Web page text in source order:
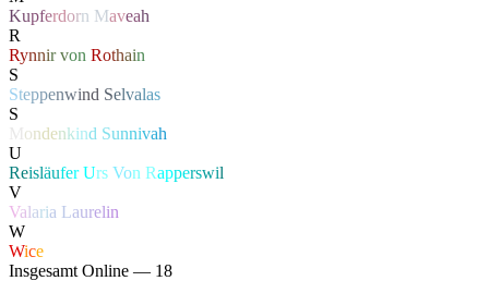
Kupferdorn Maveah
R
Rynnir von Rothain
S
Steppenwind Selvalas
S
ondenkind Sunnivah
U
ReisläuferUrs Von Rapperswil
V
Valaria Laurelin
W
Wice
Insgesamt Online — 18